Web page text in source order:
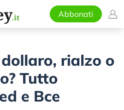
Abbonati
rialzo o
Tutto
e Bce